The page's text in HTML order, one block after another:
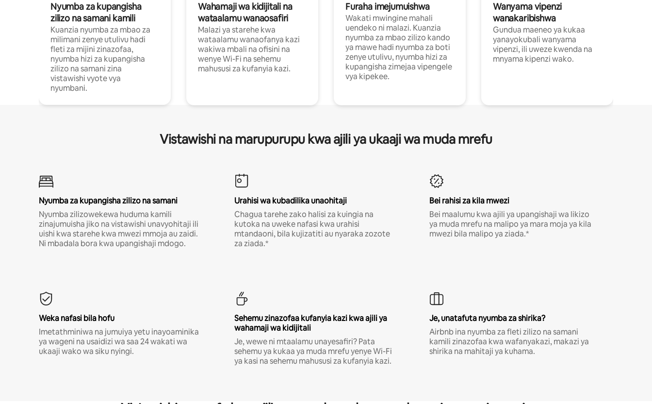
Nyumba za kupangisha
zilizo na samani kamili
Kuanzia nyumba za mbao za
milimani zenye utulivu hadi
fleti za mijini zinazofaa,
nyumba hizi za kupangisha
zilizo na samani zina
vistawishi vyote vya
nyumbani.
Wahamaji wa kidijitali na
wataalamu wanaosafiri
Malazi ya starehe kwa
wataalamu wanaofanya kazi
wakiwa mbali na ofisini na
wenye Wi-Fi na sehemu
mahususi za kufanyia kazi.
Furaha imejumuishwa
Wakati mwingine mahali
uendeko ni malazi. Kuanzia
nyumba za mbao zilizo kando
ya mawe hadi nyumba za boti
zenye utulivu, nyumba hizi za
kupangisha zimejaa vipengele
vya kipekee.
Wanyama vipenzi
wanakaribishwa
Gundua maeneo ya kukaa
yanayokubali wanyama
vipenzi, ili uweze kwenda na
mnyama kipenzi wako.
Vistawishi na marupurupu kwa ajili ya ukaaji wa muda mrefu
Nyumba za kupangisha zilizo na samani
Nyumba zilizowekewa huduma kamili
zinajumuisha jiko na vistawishi unavyohitaji ili
uishi kwa starehe kwa mwezi mmoja au zaidi.
Ni mbadala bora kwa upangishaji mdogo.
Urahisi wa kubadilika unaohitaji
Chagua tarehe zako halisi za kuingia na
kutoka na uweke nafasi kwa urahisi
mtandaoni, bila kujizatiti au nyaraka zozote
za ziada.*
Bei rahisi za kila mwezi
Bei maalumu kwa ajili ya upangishaji wa likizo
ya muda mrefu na malipo ya mara moja ya kila
mwezi bila malipo ya ziada.*
Weka nafasi bila hofu
Imetathminiwa na jumuiya yetu inayoaminika
ya wageni na usaidizi wa saa 24 wakati wa
ukaaji wako wa siku nyingi.
Sehemu zinazofaa kufanyia kazi kwa ajili ya
wahamaji wa kidijitali
Je, wewe ni mtaalamu unayesafiri? Pata
sehemu ya kukaa ya muda mrefu yenye Wi-Fi
ya kasi na sehemu mahususi za kufanyia kazi.
Je, unatafuta nyumba za shirika?
Airbnb ina nyumba za fleti zilizo na samani
kamili zinazofaa kwa wafanyakazi, makazi ya
shirika na mahitaji ya kuhama.